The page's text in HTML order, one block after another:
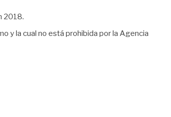
2018.
y la cual no está prohibida por la Agencia